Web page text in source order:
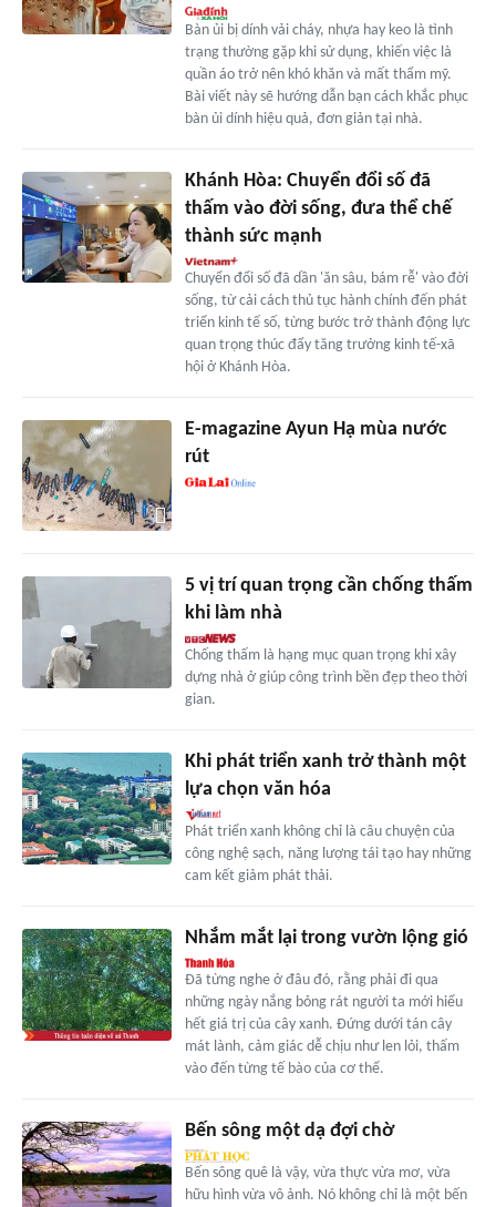
Bàn ủi bị dính vải cháy, nhựa hay keo là tình
trạng thường gặp khi sử dụng, khiến việc là
quần áo trở nên khó khăn và mất thẩm mỹ.
Bài viết này sẽ hướng dẫn bạn cách khắc phục
bàn ủi dính hiệu quả, đơn giản tại nhà.
Khánh Hòa: Chuyển đổi số đã
thấm vào đời sống, đưa thể chế
thành sức mạnh
Chuyển đổi số đã dần 'ăn sâu, bám rễ' vào đời
sống, từ cải cách thủ tục hành chính đến phát
triển kinh tế số, từng bước trở thành động lực
quan trọng thúc đẩy tăng trưởng kinh tế-xã
hội ở Khánh Hòa.
E-magazine Ayun Hạ mùa nước
rút
5 vị trí quan trọng cần chống thấm
khi làm nhà
Chống thấm là hạng mục quan trọng khi xây
dựng nhà ở giúp công trình bền đẹp theo thời
gian.
Khi phát triển xanh trở thành một
lựa chọn văn hóa
Phát triển xanh không chỉ là câu chuyện của
công nghệ sạch, năng lượng tái tạo hay những
cam kết giảm phát thải.
Nhắm mắt lại trong vườn lộng gió
Đã từng nghe ở đâu đó, rằng phải đi qua
những ngày nắng bỏng rát người ta mới hiểu
hết giá trị của cây xanh. Đứng dưới tán cây
mát lành, cảm giác dễ chịu như len lỏi, thấm
vào đến từng tế bào của cơ thể.
Bến sông một dạ đợi chờ
Bến sông quê là vậy, vừa thực vừa mơ, vừa
hữu hình vừa vô ảnh. Nó không chỉ là một bến